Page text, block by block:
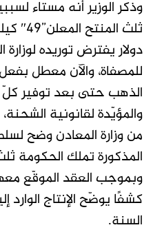
وذكر الوزير أنه مستاء
ثلث
دولار يفترض توريده
للمصفاة، والآن معطل
الذهب حتى بعد توفير كلّ
والمؤيّدة لقانونية
من وزارة المعادن وضح
المذكورة تملك الحكومة
وبموجب العقد الموقّع
كشفًا يوضّح الإنتاج الوارد
السنة.